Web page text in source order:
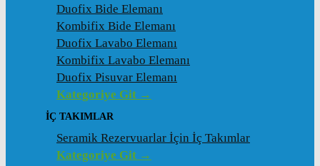
Duofix Bide Elemanı
Kombifix Bide Elemanı
Duofix Lavabo Elemanı
Kombifix Lavabo Elemanı
Duofix Pisuvar Elemanı
Kategoriye Git →
İÇ TAKIMLAR
Seramik Rezervuarlar İçin İç Takımlar
Kategoriye Git →